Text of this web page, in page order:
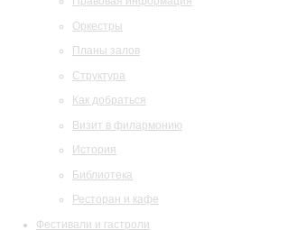
Оркестры
Планы залов
Структура
Как добраться
Визит в филармонию
История
Библиотека
Ресторан и кафе
Фестивали и гастроли